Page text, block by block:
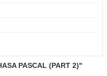
PASCAL (PART 2)"